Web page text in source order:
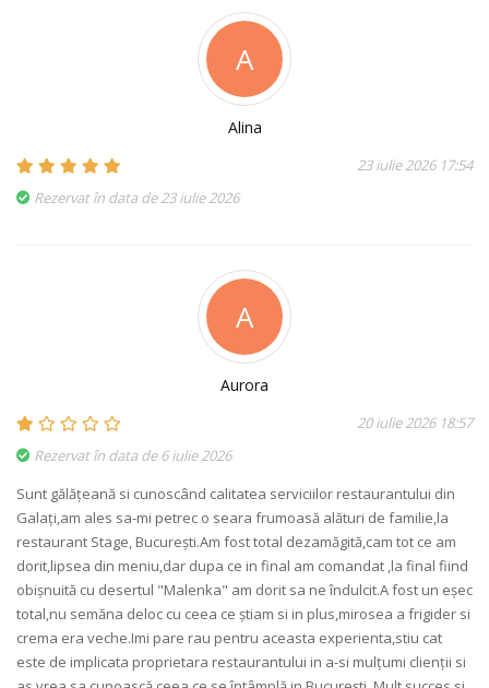
A
Alina
23 iulie 2026 17:54
Rezervat în data de 23 iulie 2026
A
Aurora
20 iulie 2026 18:57
Rezervat în data de 6 iulie 2026
Sunt gălățeană si cunoscând calitatea serviciilor restaurantului din
Galați,am ales sa-mi petrec o seara frumoasă alături de familie,la
restaurant Stage, București.Am fost total dezamăgită,cam tot ce am
dorit,lipsea din meniu,dar dupa ce in final am comandat ,la final fiind
obișnuită cu desertul "Malenka" am dorit sa ne îndulcit.A fost un eșec
total,nu semăna deloc cu ceea ce știam si in plus,mirosea a frigider si
crema era veche.Imi pare rau pentru aceasta experienta,stiu cat
este de implicata proprietara restaurantului in a-si mulțumi clienții si